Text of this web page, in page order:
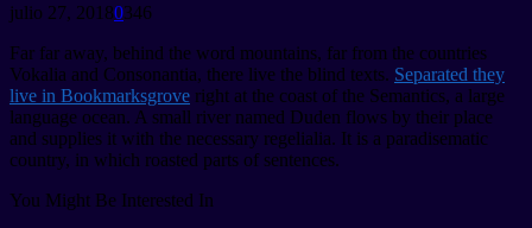
julio 27, 20180346
Far far away, behind the word mountains, far from the countries
Vokalia and Consonantia, there live the blind texts. Separated they
live in Bookmarksgrove right at the coast of the Semantics, a large
language ocean. A small river named Duden flows by their place
and supplies it with the necessary regelialia. It is a paradisematic
country, in which roasted parts of sentences.
You Might Be Interested In